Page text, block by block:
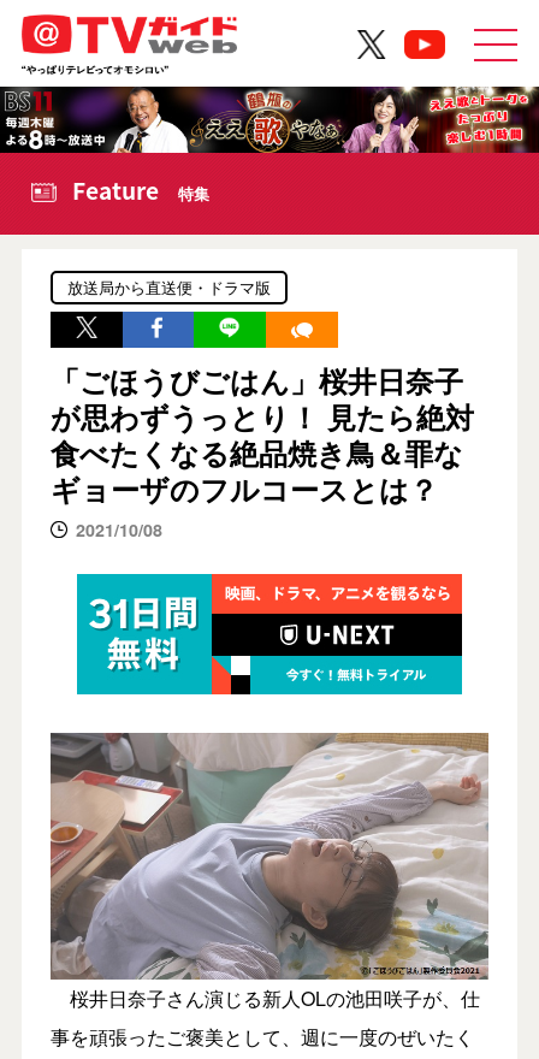
Feature 特集
放送局から直送便・ドラマ版
「ごほうびごはん」桜井日奈子
が思わずうっとり！ 見たら絶対
食べたくなる絶品焼き鳥＆罪な
ギョーザのフルコースとは？
2021/10/08
桜井日奈子さん演じる新人OLの池田咲子が、仕
事を頑張ったご褒美として、週に一度のぜいたく